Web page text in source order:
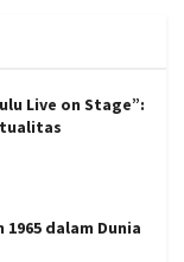
Live on Stage”:
dalam Dunia